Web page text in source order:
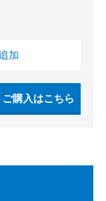
加
ご購入はこちら